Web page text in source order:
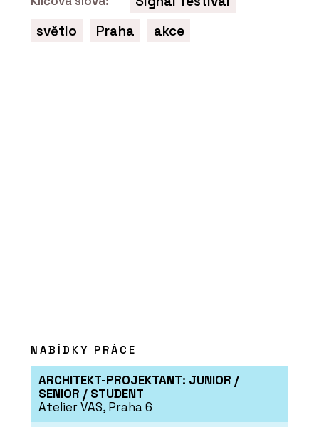
světlo
Praha akce
NABÍDKY PRÁCE
ARCHITEKT-PROJEKTANT: JUNIOR /
SENIOR / STUDENT
Atelier VAS, Praha 6